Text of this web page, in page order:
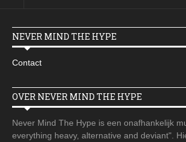
NEVER MIND THE HYPE
Contact
OVER NEVER MIND THE HYPE
Never Mind The Hype is een onafhankelijk
everything heavy, alternative and deviant".